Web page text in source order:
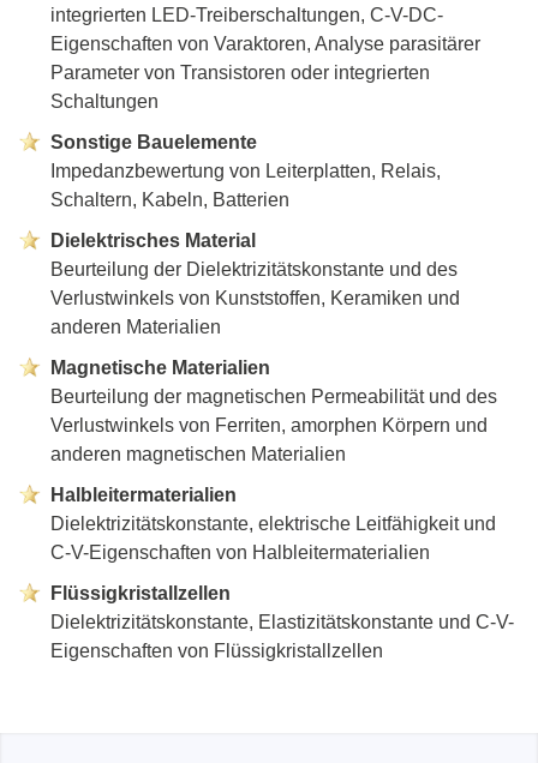
integrierten LED-Treiberschaltungen, C-V-DC-
Eigenschaften von Varaktoren, Analyse parasitärer
Parameter von Transistoren oder integrierten
Schaltungen
Sonstige Bauelemente
Impedanzbewertung von Leiterplatten, Relais,
Schaltern, Kabeln, Batterien
Dielektrisches Material
Beurteilung der Dielektrizitätskonstante und des
Verlustwinkels von Kunststoffen, Keramiken und
anderen Materialien
Magnetische Materialien
Beurteilung der magnetischen Permeabilität und des
Verlustwinkels von Ferriten, amorphen Körpern und
anderen magnetischen Materialien
Halbleitermaterialien
Dielektrizitätskonstante, elektrische Leitfähigkeit und
C-V-Eigenschaften von Halbleitermaterialien
Flüssigkristallzellen
Dielektrizitätskonstante, Elastizitätskonstante und C-V-
Eigenschaften von Flüssigkristallzellen